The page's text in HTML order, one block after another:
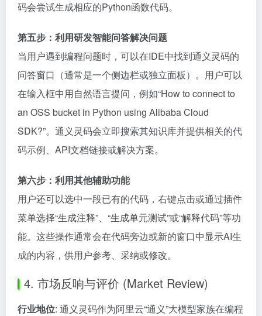
码会尝试生成相应的Python函数代码。
第五步：利用研发智能问答解决问题
当用户遇到编程问题时，可以在IDE中找到通义灵码的
问答窗口（通常是一个侧边栏或独立面板）。用户可以
在输入框中用自然语言提问，例如“How to connect to
an OSS bucket in Python using Alibaba Cloud
SDK?”。通义灵码会立即搜索其知识库并提供相关的代
码示例、API文档链接或解决方案。
第六步：利用其他辅助功能
用户还可以选中一段已有的代码，右键点击或通过插件
菜单选择“生成注释”、“生成单元测试”或“解释代码”等功
能。这些操作通常会在代码旁边或新的窗口中显示AI生
成的内容，供用户参考、采纳或修改。
4. 市场反响与评价 (Market Review)
行业地位: 通义灵码作为阿里云“通义”大模型家族在编程